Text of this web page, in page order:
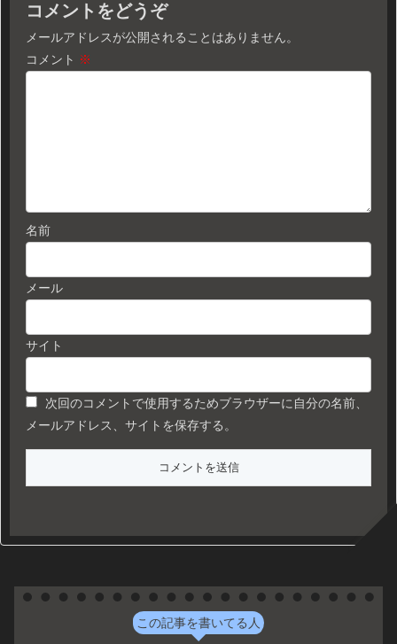
コメントをどうぞ
メールアドレスが公開されることはありません。
コメント ※
名前
メール
サイト
次回のコメントで使用するためブラウザーに自分の名前、
メールアドレス、サイトを保存する。
この記事を書いてる人